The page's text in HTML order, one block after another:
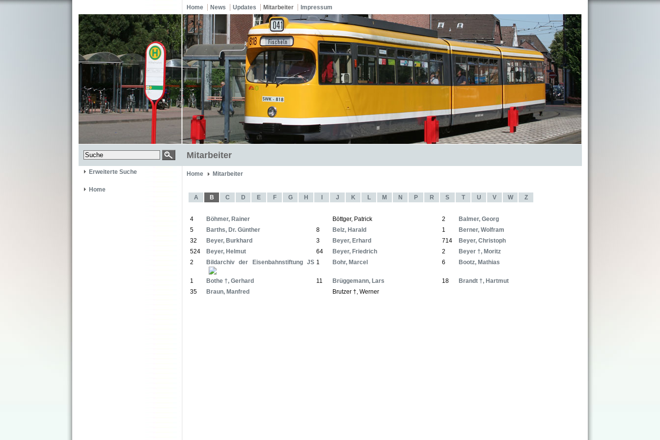
Home News Updates Mitarbeiter Impressum
Mitarbeiter
Erweiterte Suche
Home
Home Mitarbeiter
A B C D E F G H J K L M N P R S T U V W Z
4 Böhmer, Rainer Böttger, Patrick 2
Balmer, Georg
5
Barths, Dr. Günther 8 Belz, Harald 1
Berner, Wolfram
32
Beyer, Burkhard 3 Beyer, Erhard 714
Beyer, Christoph
524
Beyer, Helmut 64 Beyer, Friedrich 2
Beyer †, Moritz
2
Bildarchiv der Eisenbahnstiftung JS 1 Bohr, Marcel 6 Bootz, Mathias
1 Bothe †, Gerhard 11 Brüggemann, Lars 18
Brandt †, Hartmut
35
Braun, Manfred Brutzer †, Werner